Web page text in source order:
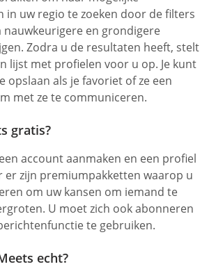
in uw regio te zoeken door de filters
en grondigere
Zodra u de resultaten heeft, stelt
lijst met profielen voor u op. Je kunt
opslaan als je favoriet of ze een
met ze te communiceren.
gratis?
account aanmaken en een profiel
er zijn premiumpakketten waarop u
om uw kansen om iemand te
U moet zich ook abonneren
te gebruiken.
echt?